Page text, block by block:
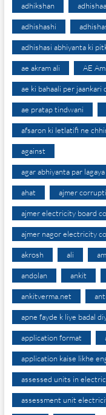
adhikshan
adhishashi
adhishasi abhiyanta ki
ae akram ali AE
ae ki bahaali per
ae pratap tindwani
afsaron ki letlatifi ne
against
agar abhiyanta par
ahat ajmer
ajmer electricity board
ajmer nagor electricity
akrosh ali
andolan ankit
ankitverma.net anti
apne fayde k liye badal
application format
application kaise likhe
assessed units in
assessment unit